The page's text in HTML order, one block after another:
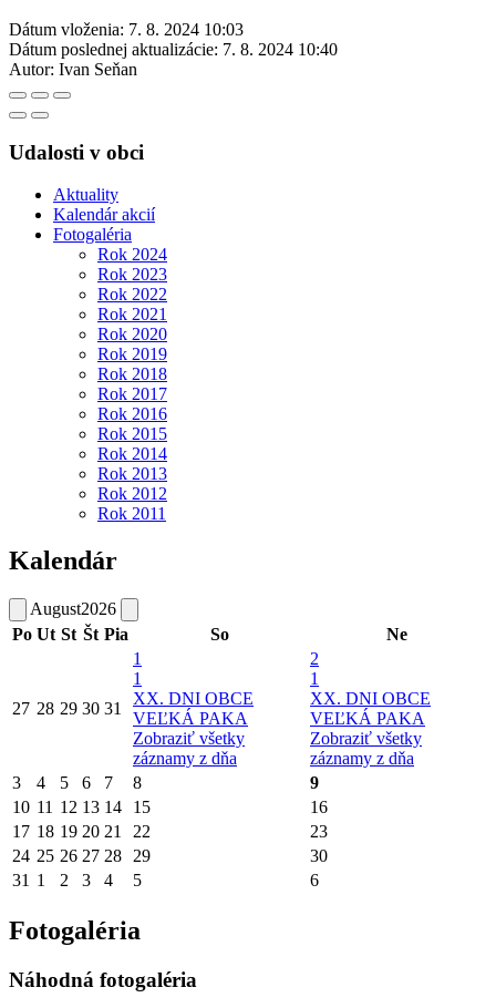
Dátum vloženia: 7. 8. 2024 10:03
Dátum poslednej aktualizácie: 7. 8. 2024 10:40
Autor: Ivan Seňan
Udalosti v obci
Aktuality
Kalendár akcií
Fotogaléria
Rok 2024
Rok 2023
Rok 2022
Rok 2021
Rok 2020
Rok 2019
Rok 2018
Rok 2017
Rok 2016
Rok 2015
Rok 2014
Rok 2013
Rok 2012
Rok 2011
Kalendár
August2026
Po Ut St Št Pia So Ne
27 28 29 30 31
1
1
XX. DNI OBCE
VEĽKÁ PAKA
Zobraziť všetky
záznamy z dňa
2
1
XX. DNI OBCE
VEĽKÁ PAKA
Zobraziť všetky
záznamy z dňa
3
4 5 6 7 8
9
10 11 12 13 14 15
16
17 18 19 20 21 22
23
24 25 26 27 28 29
30
31 1 2 3 4 5 6
Fotogaléria
Náhodná fotogaléria